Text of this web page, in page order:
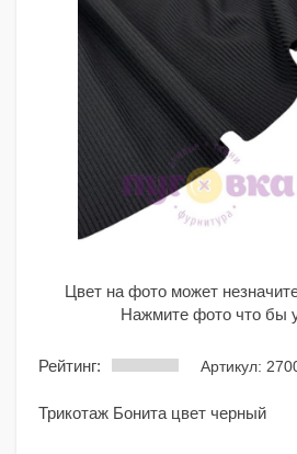
Цвет на фото может
Нажмите фото что бы
Рейтинг: Артикул:
Трикотаж Бонита цвет черный